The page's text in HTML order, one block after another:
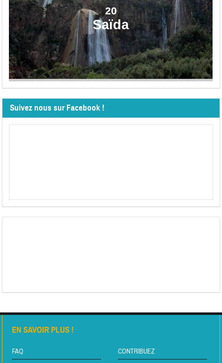
20
Saïda
Suivez nous sur Facebook !
EN SAVOIR PLUS !
FAQ CONTRIBUEZ